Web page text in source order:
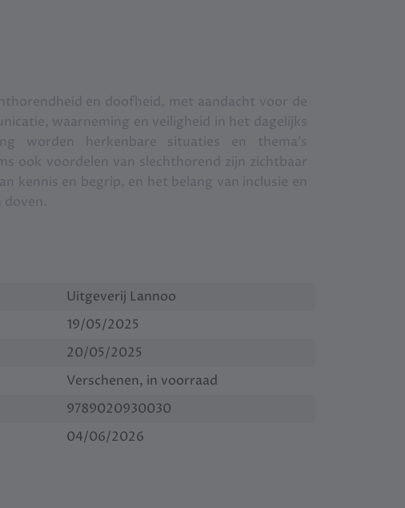
en doofheid, met aandacht voor de
waarneming en veiligheid in het dagelijks
worden herkenbare situaties en thema’s
ook voordelen van slechthorend zijn zichtbaar
kennis en begrip, en het belang van inclusie en
doven.
Uitgeverij Lannoo
19/05/2025
20/05/2025
Verschenen, in voorraad
9789020930030
04/06/2026